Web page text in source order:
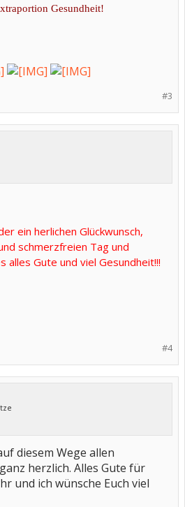
Gesundheit!
#3
ein herlichen Glückwunsch,
schmerzfreien Tag und
alles Gute und viel Gesundheit!!!
#4
diesem Wege allen
herzlich. Alles Gute für
und ich wünsche Euch viel